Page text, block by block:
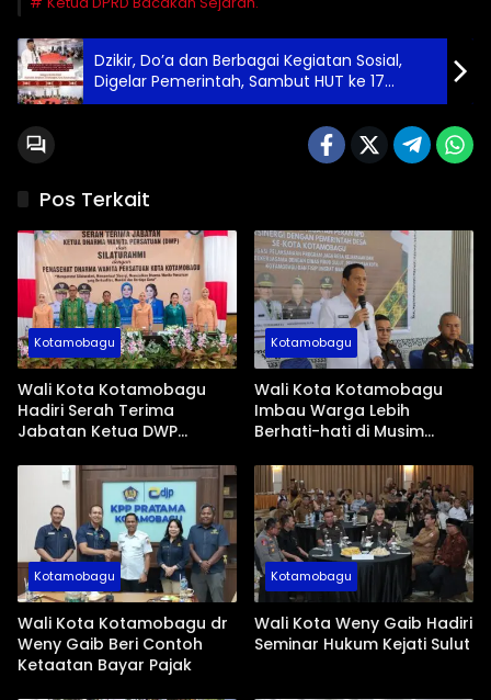
Dzikir, Do’a dan Berbagai Kegiatan Sosial,
Digelar Pemerintah, Sambut HUT ke 17
Kotamobagu.
Pos Terkait
Kotamobagu
Wali Kota Kotamobagu
Hadiri Serah Terima
Jabatan Ketua DWP
Kotamobagu
Wali Kota Kotamobagu
Imbau Warga Lebih
Berhati-hati di Musim
Kotamobagu
Wali Kota Kotamobagu dr
Weny Gaib Beri Contoh
Ketaatan Bayar Pajak
Kotamobagu
Wali Kota Weny Gaib Hadiri
Seminar Hukum Kejati Sulut